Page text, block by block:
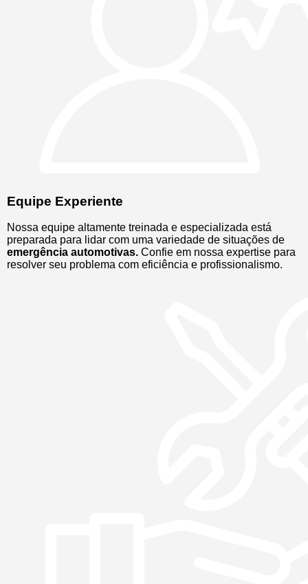
Equipe Experiente
Nossa equipe altamente treinada e especializada está
preparada para lidar com uma variedade de situações de
emergência automotivas. Confie em nossa expertise para
resolver seu problema com eficiência e profissionalismo.